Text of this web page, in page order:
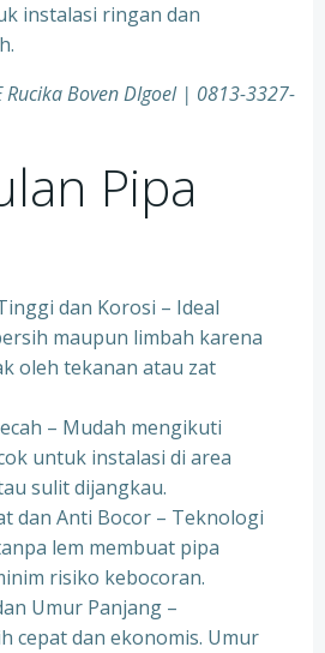
instalasi ringan dan
Rucika Boven DIgoel | 0813-3327-
Pipa
dan Korosi – Ideal
maupun limbah karena
oleh tekanan atau zat
– Mudah mengikuti
untuk instalasi di area
sulit dijangkau.
dan Anti Bocor – Teknologi
lem membuat pipa
risiko kebocoran.
Umur Panjang –
cepat dan ekonomis. Umur